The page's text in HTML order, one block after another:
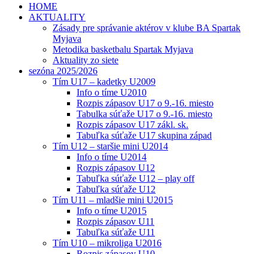
HOME
AKTUALITY
Zásady pre správanie aktérov v klube BA Spartak
Myjava
Metodika basketbalu Spartak Myjava
Aktuality zo siete
sezóna 2025/2026
Tím U17 – kadetky U2009
Info o tíme U2010
Rozpis zápasov U17 o 9.-16. miesto
Tabulka súťaže U17 o 9.-16. miesto
Rozpis zápasov U17 zákl. sk.
Tabuľka súťaže U17 skupina západ
Tím U12 – staršie mini U2014
Info o tíme U2014
Rozpis zápasov U12
Tabuľka súťaže U12 – play off
Tabuľka súťaže U12
Tím U11 – mladšie mini U2015
Info o tíme U2015
Rozpis zápasov U11
Tabuľka súťaže U11
Tím U10 – mikroliga U2016